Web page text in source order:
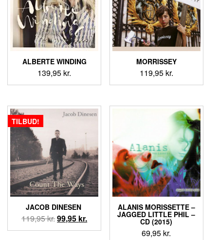
ALBERTE WINDING
139,95 kr.
MORRISSEY
119,95 kr.
TILBUD!
JACOB DINESEN ‎
119,95kr.Den
oprindelige
99,95 kr.Den
aktuelle
ALANIS MORISSETTE –
JAGGED LITTLE PHIL –
CD (2015)
69,95 kr.